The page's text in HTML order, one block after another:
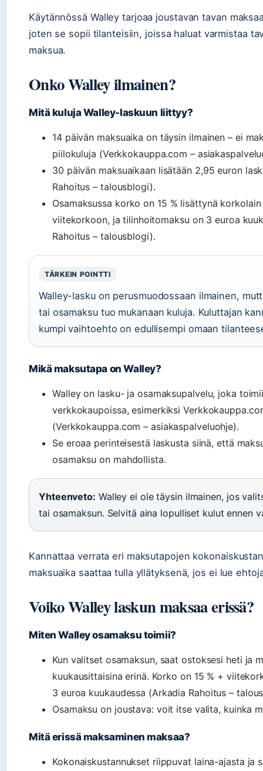
Käytännössä Walley tarjoaa joustavan tavan
joten se sopii tilanteisiin, joissa haluat varmistaa
maksua.
Onko Walley ilmainen?
Mitä kuluja Walley-laskuun liittyy?
14 päivän maksuaika on täysin ilmainen – ei
piilokuluja (Verkkokauppa.com –
30 päivän maksuaikaan lisätään 2,95 euron
Rahoitus – talousblogi).
Osamaksussa korko on 15 % lisättynä
viitekorkoon, ja tilinhoitomaksu on 3 euroa
Rahoitus – talousblogi).
TÄRKEIN POINTTI
Walley-lasku on perusmuodossaan ilmainen,
tai osamaksu tuo mukanaan kuluja. Kuluttajan
kumpi vaihtoehto on edullisempi omaan
Mikä maksutapa on Walley?
Walley on lasku- ja osamaksupalvelu, joka
verkkokaupoissa, esimerkiksi
(Verkkokauppa.com – asiakaspalveluohje).
Se eroaa perinteisestä laskusta siinä, että
osamaksu on mahdollista.
Yhteenveto: Walley ei ole täysin ilmainen, jos
tai osamaksun. Selvitä aina lopulliset kulut ennen
Kannattaa verrata eri maksutapojen
maksuaika saattaa tulla yllätyksenä, jos ei lue
Voiko Walley laskun maksaa erissä?
Miten Walley osamaksu toimii?
Kun valitset osamaksun, saat ostoksesi heti ja
kuukausittaisina erinä. Korko on 15 % +
3 euroa kuukaudessa (Arkadia Rahoitus –
Osamaksu on joustava: voit itse valita, kuinka
Mitä erissä maksaminen maksaa?
Kokonaiskustannukset riippuvat laina-ajasta ja